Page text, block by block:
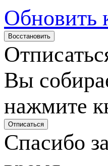
Обновить
Вы
нажмите
Спасибо